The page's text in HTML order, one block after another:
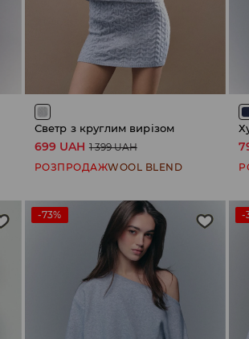
Светр з круглим вирізом
699 UAH 1 399 UAH
РОЗПРОДАЖWOOL BLEND
-73% -